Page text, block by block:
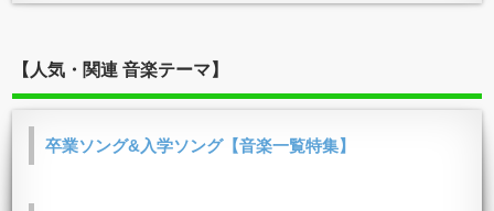
【人気・関連 音楽テーマ】
卒業ソング&入学ソング【音楽一覧特集】